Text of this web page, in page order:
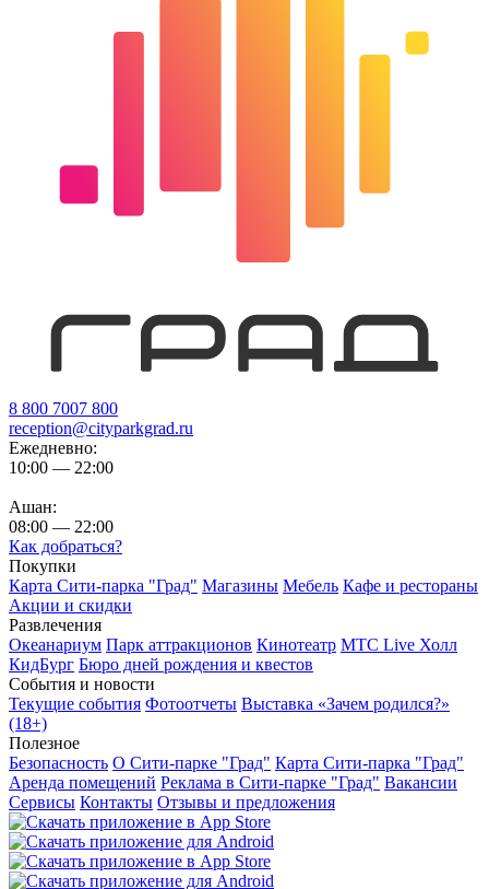
8 800 7007 800
reception@cityparkgrad.ru
Ежедневно:
10:00 — 22:00
Ашан:
08:00 — 22:00
Как добраться?
Покупки
Карта Сити-парка "Град" Магазины Мебель Кафе и рестораны
Акции и скидки
Развлечения
Океанариум Парк аттракционов Кинотеатр МТС Live Холл
КидБург Бюро дней рождения и квестов
События и новости
Текущие события Фотоотчеты Выставка «Зачем родился?»
(18+)
Полезное
Безопасность О Сити-парке "Град" Карта Сити-парка "Град"
Аренда помещений Реклама в Сити-парке "Град" Вакансии
Сервисы Контакты Отзывы и предложения